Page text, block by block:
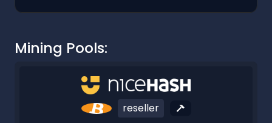
Mining Pools:
reseller